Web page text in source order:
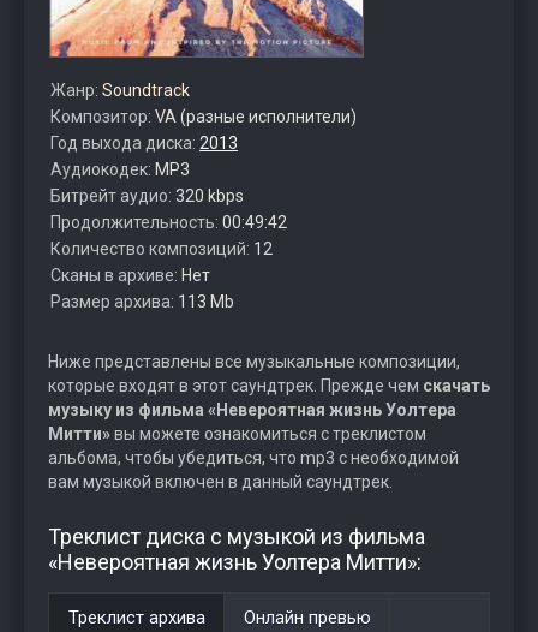
Жанр: Soundtrack
Композитор: VA (разные исполнители)
Год выхода диска: 2013
Аудиокодек: MP3
Битрейт аудио: 320 kbps
Продолжительность: 00:49:42
Количество композиций: 12
Сканы в архиве: Нет
Размер архива: 113 Mb
Ниже представлены все музыкальные композиции,
которые входят в этот саундтрек. Прежде чем скачать
музыку из фильма «Невероятная жизнь Уолтера
Митти»вы можете ознакомиться с треклистом
альбома, чтобы убедиться, что mp3 с необходимой
вам музыкой включен в данный саундтрек.
Треклист диска с музыкой из фильма
«Невероятная жизнь Уолтера Митти»:
Треклист архива Онлайн превью